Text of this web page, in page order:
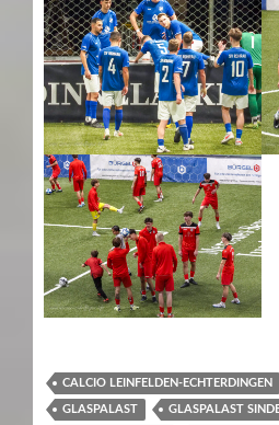
CALCIO LEINFELDEN-ECHTERDINGEN
GLASPALAST GLASPALAST